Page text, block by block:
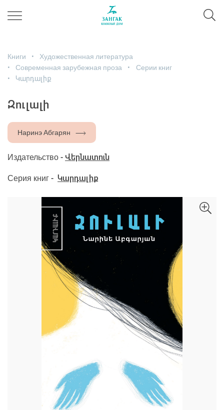
Книги
Художественная литература
Современная зарубежная проза
Серии книг
Կարդալիք
Զուլալի
Наринэ Абгарян
Издательство - Վերնատուն
Серия книг - Կարդալիք